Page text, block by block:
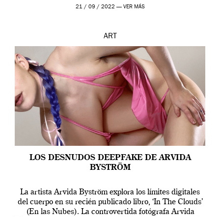
que los humanos tienen un complejo […]
21 / 09 / 2022 — VER MÁS
ART
LOS DESNUDOS DEEPFAKE DE ARVIDA
BYSTRÖM
La artista Arvida Byström explora los límites digitales
del cuerpo en su recién publicado libro, ‘In The Clouds’
(En las Nubes). La controvertida fotógrafa Arvida